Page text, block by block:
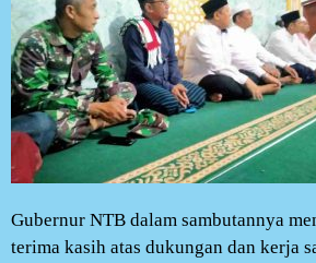
Gubernur NTB dalam sambutannya
terima kasih atas dukungan dan kerja